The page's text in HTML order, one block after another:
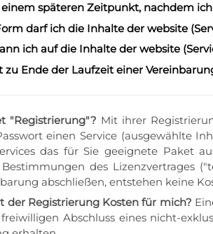
späteren Zeitpunkt, nachdem
darf ich die Inhalte der website
ich auf die Inhalte der website
zu Ende der Laufzeit einer
"Registrierung"? Mit ihrer
einen Service (ausgewählte
das für Sie geeignete Paket
des Lizenzvertrages
abschließen, entstehen keine
der Registrierung Kosten für mich?
Abschluss eines nicht-